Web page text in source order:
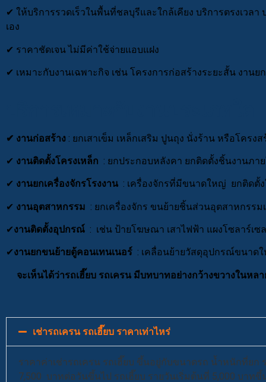
✔ ให้บริการรวดเร็วในพื้นที่ชลบุรีและใกล้เคียง บริการตรงเวล
เอง
✔ ราคาชัดเจน ไม่มีค่าใช้จ่ายแอบแฝง
✔ เหมาะกับงานเฉพาะกิจ เช่น โครงการก่อสร้างระยะสั้น งานย
✔ งานก่อสร้าง : ยกเสาเข็ม เหล็กเสริม ปูนถุง นั่งร้าน หรือโครงส
✔ งานติดตั้งโครงเหล็ก : ยกประกอบหลังคา ยกติดตั้งชิ้นงานภา
✔ งานยกเครื่องจักรโรงงาน : เครื่องจักรที่มีขนาดใหญ่ ยกติดตั้
✔ งานอุตสาหกรรม : ยกเครื่องจักร ขนย้ายชิ้นส่วนอุตสาหกรรม
✔งานติดตั้งอุปกรณ์ : เช่น ป้ายโฆษณา เสาไฟฟ้า แผงโซลาร์เซ
✔งานยกขนย้ายตู้คอนเทนเนอร์ : เคลื่อนย้ายวัสดุอุปกรณ์ขนาด
จะเห็นได้ว่ารถเฮี๊ยบ รถเครน มีบทบาทอย่างกว้างขวางในห
เช่ารถเครน รถเฮี๊ยบ ราคาเท่าไหร่
ราคาค่าเช่ารถเครน รถเฮี๊ยบ ขึ้นอยู่กับขนาดรถ น้ำหนักที่ยก
7,500 บาทต่อวันขึ้นไป รถเฮี๊ยบ รายวันเริ่มต้นที่ 5,000 บาทขึ้